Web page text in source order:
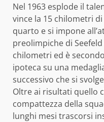
Nel 1963 esplode il
vince la 15 chilometri
quarto e si impone
preolimpiche di
chilometri ed è
ipoteca su una
successivo che si
Oltre ai risultati quello
compattezza della
lunghi mesi trascorsi